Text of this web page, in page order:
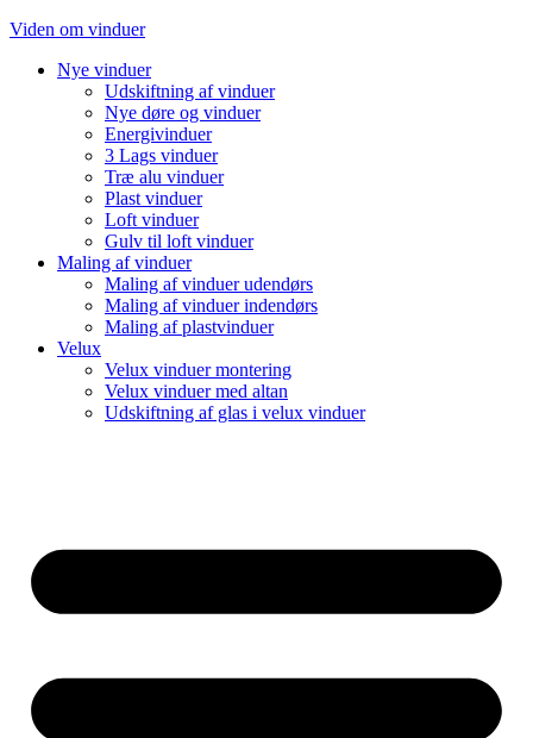
Videre
indhold
Viden om vinduer
Nye vinduer
Udskiftning af vinduer
Nye døre og vinduer
Energivinduer
3 Lags vinduer
Træ alu vinduer
Plast vinduer
Loft vinduer
Gulv til loft vinduer
Maling af vinduer
Maling af vinduer udendørs
Maling af vinduer indendørs
Maling af plastvinduer
Velux
Velux vinduer montering
Velux vinduer med altan
Udskiftning af glas i velux vinduer